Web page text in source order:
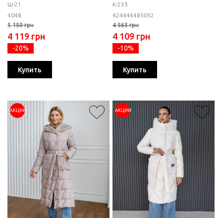
Ш-21
4048
5 150 грн
4 119 грн
-20%
Купить
К-235
42444648 5052
4 565 грн
4 109 грн
-10%
Купить
АКЦИИ АКЦИИ